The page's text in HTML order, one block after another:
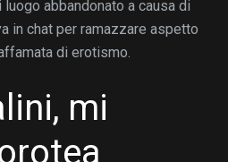
abbandonato a causa di
in chat per ramazzare aspetto
di erotismo.
mi